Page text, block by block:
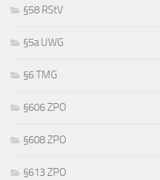
§58 RStV
§5a UWG
§6 TMG
§606 ZPO
§608 ZPO
§613 ZPO